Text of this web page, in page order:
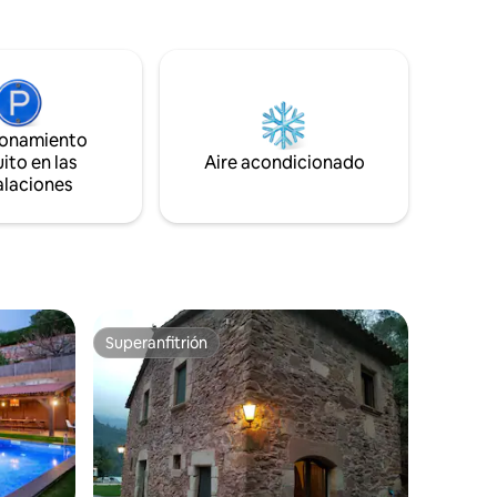
en las
Aire acondicionado
Superanfitrión
Superanfitrión